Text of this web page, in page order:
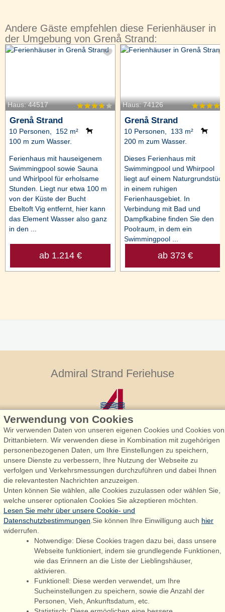
Andere Gäste empfehlen diese Ferienhäuser in
der Umgebung von Grenå Strand:
Haus: 44517
Grenå Strand
10 Personen, 152 m²
100 m zum Wasser.
Ferienhaus mit hauseigenem
Swimmingpool sowie Sauna
und Whirlpool für erholsame
Stunden. Liegt nur etwa 100 m
von der Küste der Bucht
Ebeltoft Vig entfernt, hier kann
das Element Wasser also ganz
in den ...
ab 1.214 €
Haus: 74126
Grenå Strand
10 Personen, 133 m²
200 m zum Wasser.
Dieses Ferienhaus mit
Swimmingpool und Whirpool
liegt auf einem Naturgrundstück
in einem ruhigen
Ferienhausgebiet. In
Verbindung mit Bad und
Dampfkabine finden Sie den
Poolraum, in dem ein
Swimmingpool ...
ab 373 €
Admiral Strand Feriehuse
Admiral Strand Feriehuse, Lønne
Houstrupvej 170, Lønne
6830 Nørre Nebel
booking@admiralstrand.com
+45 70 60 87 78
Følg os på: Facebook
Admiral Strand Feriehuse ApS | CVR 27 23 39 10 |
Verwendung von Cookies
Wir verwenden Daten von unseren eigenen Cookies und Cookies von
Drittanbietern. Wir verwenden diese in Kombination mit zugehörigen
personenbezogenen Daten, um Ihre Einstellungen zu speichern,
unsere Dienste zu verbessern, Ihre Nutzung der Webseite zu
verfolgen und Verkehrsmessungen durchzuführen und dabei Ihnen
die relevantesten Nachrichten anzuzeigen.
Unten können Sie wählen, alle Cookies zuzulassen oder wählen Sie,
welche unserer optionalen Cookies Sie akzeptieren möchten.
Lesen Sie mehr über unsere Cookie- und
Datenschutzbestimmungen .Sie können Ihre Einwilligung auch hier
widerrufen.
Notwendige: Diese Cookies tragen dazu bei, dass unsere
Webseite funktioniert, indem sie grundlegende Funktionen,
wie das Erinnern an die Liste der Lieblingshäuser,
aktivieren.
Funktionell: Diese werden verwendet, um Ihre
Sucheinstellungen zu speichern, sowie die Anzahl der
Personen, Vieh, Ankunftsdatum, etc.